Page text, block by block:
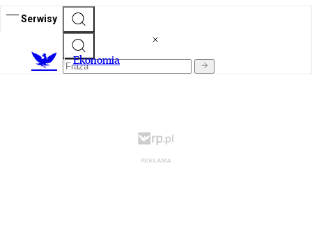
Serwisy
Ekonomia